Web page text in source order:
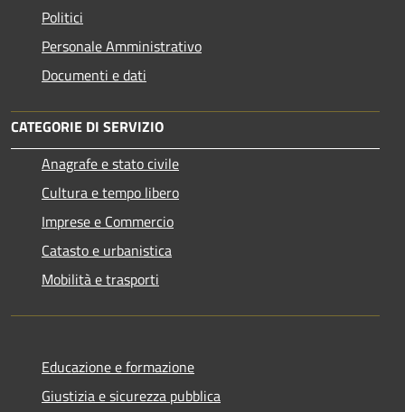
Politici
Personale Amministrativo
Documenti e dati
CATEGORIE DI SERVIZIO
Anagrafe e stato civile
Cultura e tempo libero
Imprese e Commercio
Catasto e urbanistica
Mobilità e trasporti
Educazione e formazione
Giustizia e sicurezza pubblica